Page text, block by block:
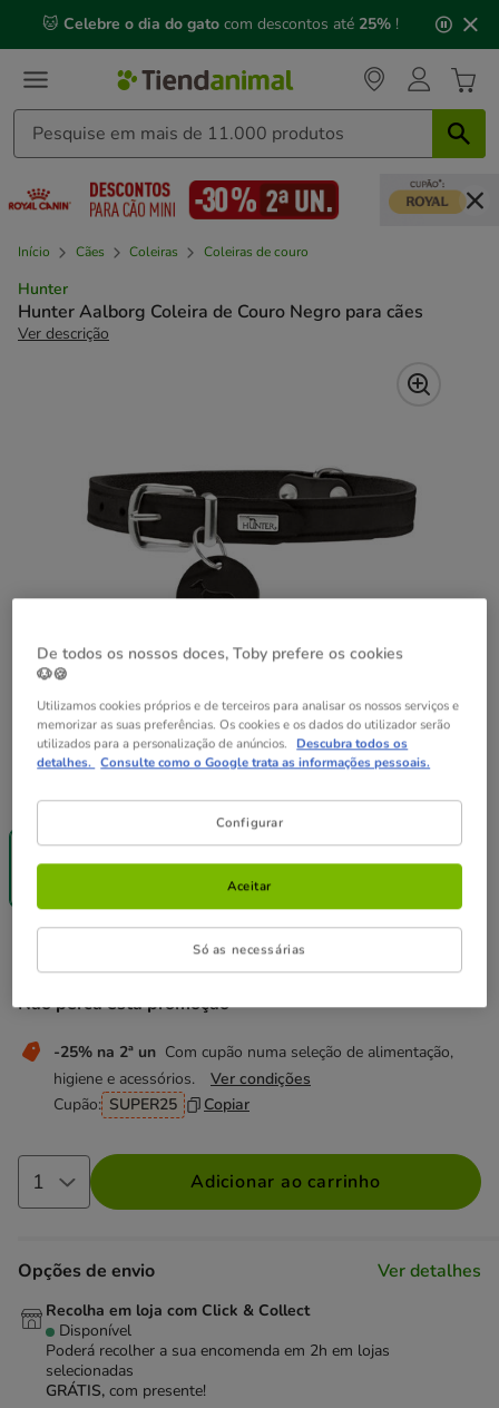
mensagem,
🐱 Celebre o dia do gato com descontos até 25% !
Início Cães Coleiras Coleiras de couro
Hunter
Hunter Aalborg Coleira de Couro Negro para cães
Ver descrição
un.
M
-25% na 2ª
un.
L
un.
Não perca esta promoção
-25% na 2ª un Com cupão numa seleção de alimentação,
higiene e acessórios.
Ver condições
Cupão: SUPER25 Copiar
Adicionar ao carrinho
Opções de envio Ver detalhes
Recolha em loja com Click & Collect
Disponível
Poderá recolher a sua encomenda em 2h em lojas
selecionadas
GRÁTIS, com presente!
De todos os nossos doces, Toby prefere os cookies
🐶🍪
Utilizamos cookies próprios e de terceiros para analisar os nossos serviços e
memorizar as suas preferências. Os cookies e os dados do utilizador serão
utilizados para a personalização de anúncios. Descubra todos os
detalhes. Consulte como o Google trata as informações pessoais.
Configurar
Só as necessárias
Aceitar